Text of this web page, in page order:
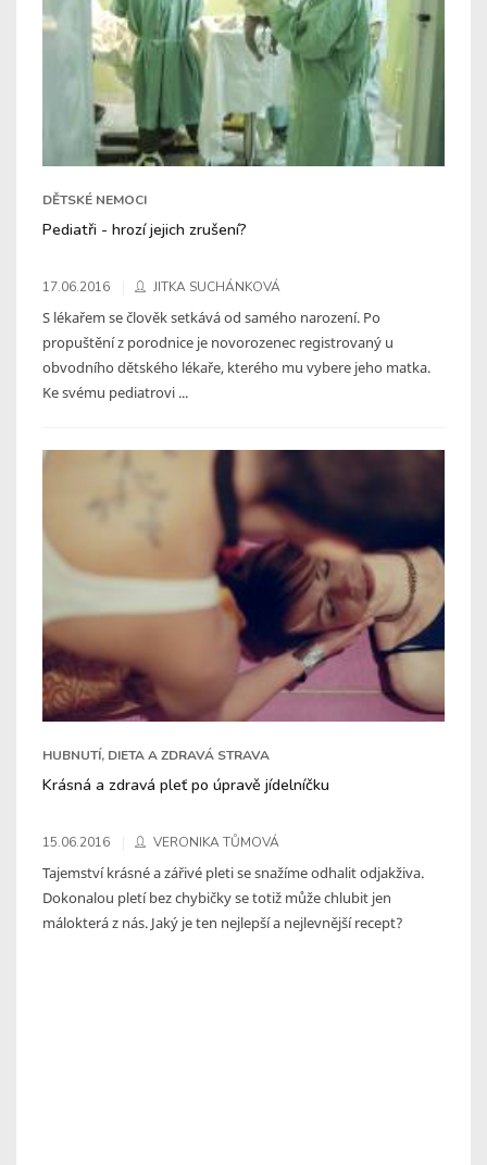
DĚTSKÉ NEMOCI
Pediatři - hrozí jejich zrušení?
17.06.2016 JITKA SUCHÁNKOVÁ
S lékařem se člověk setkává od samého narození. Po
propuštění z porodnice je novorozenec registrovaný u
obvodního dětského lékaře, kterého mu vybere jeho matka.
Ke svému pediatrovi ...
HUBNUTÍ, DIETA A ZDRAVÁ STRAVA
Krásná a zdravá pleť po úpravě jídelníčku
15.06.2016 VERONIKA TŮMOVÁ
Tajemství krásné a zářivé pleti se snažíme odhalit odjakživa.
Dokonalou pletí bez chybičky se totiž může chlubit jen
málokterá z nás. Jaký je ten nejlepší a nejlevnější recept?